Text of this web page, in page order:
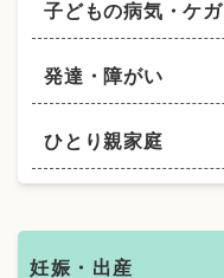
子どもの病気・ケガ
発達・障がい
ひとり親家庭
妊娠・出産